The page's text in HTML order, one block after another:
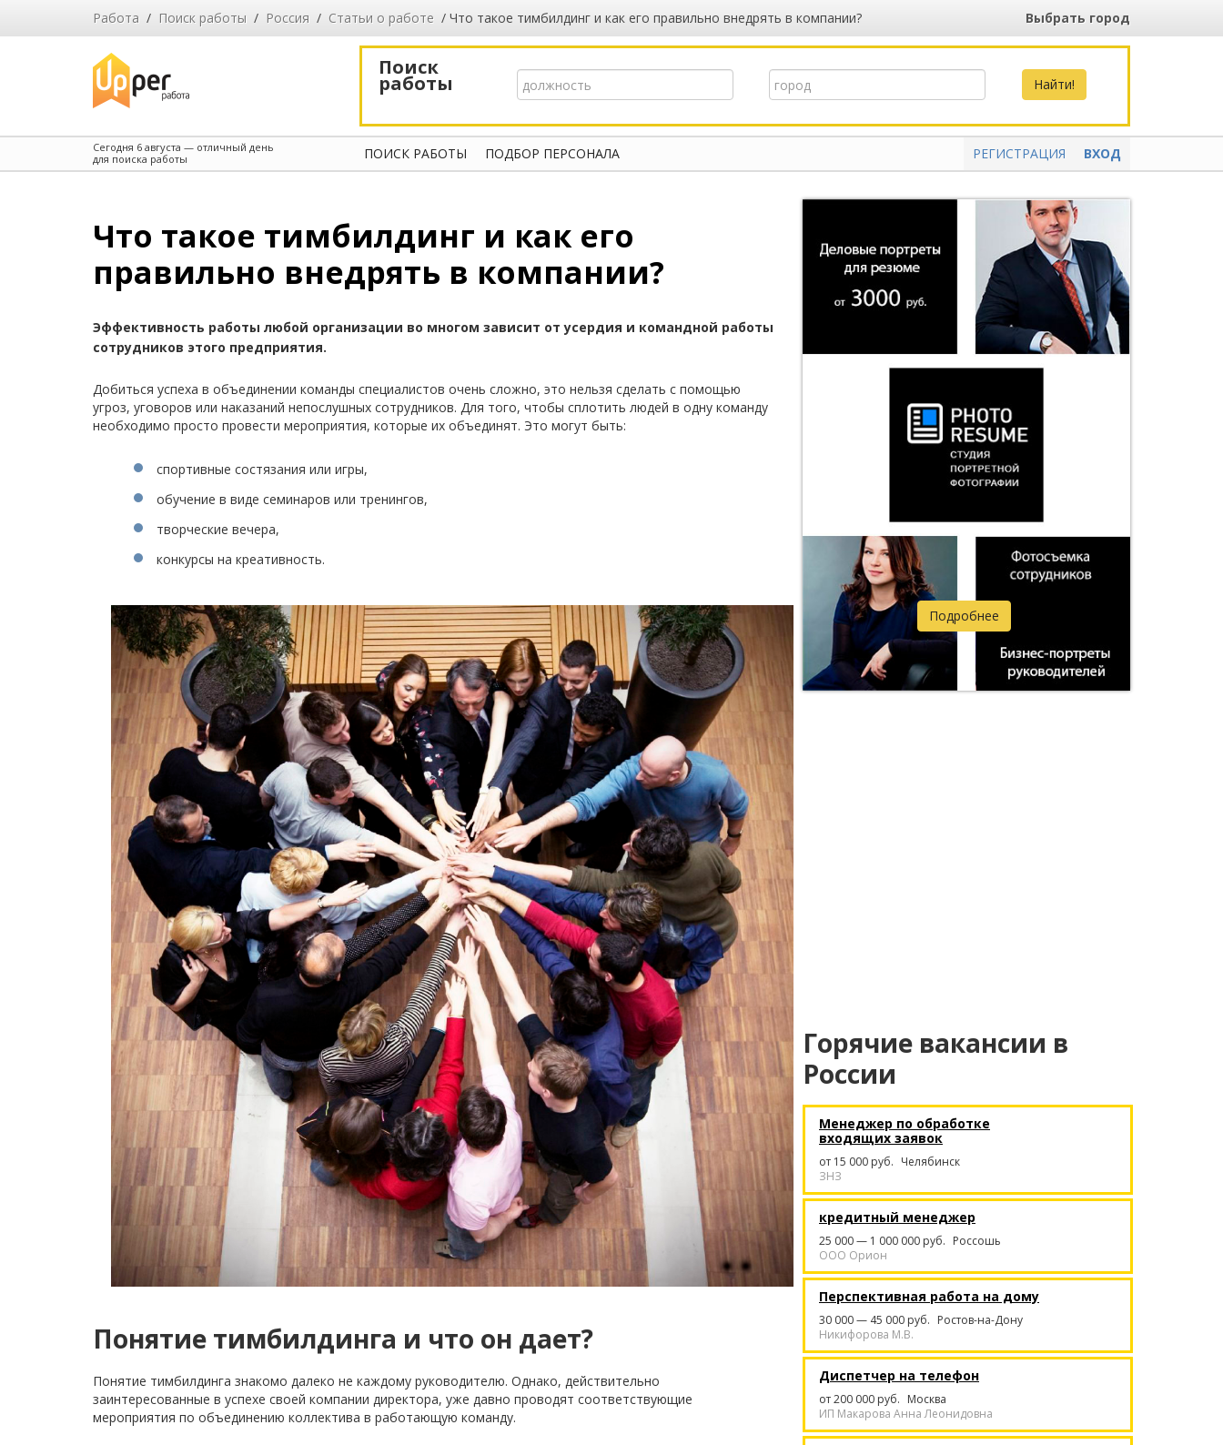
Выбрать город
Работа / Поиск работы / Россия / Cтатьи о работе / Что такое тимбилдинг и как его правильно внедрять в компании?
Поиск
работы
Сегодня 6 августа — отличный день
для поиска работы
ПОИСК РАБОТЫ ПОДБОР ПЕРСОНАЛА ВХОД
РЕГИСТРАЦИЯ
Что такое тимбилдинг и как его
правильно внедрять в компании?
Эффективность работы любой организации во многом зависит от усердия и командной работы
сотрудников этого предприятия.
Добиться успеха в объединении команды специалистов очень сложно, это нельзя сделать с помощью
угроз, уговоров или наказаний непослушных сотрудников. Для того, чтобы сплотить людей в одну команду
необходимо просто провести мероприятия, которые их объединят. Это могут быть:
спортивные состязания или игры,
обучение в виде семинаров или тренингов,
творческие вечера,
конкурсы на креативность.
Понятие тимбилдинга и что он дает?
Понятие тимбилдинга знакомо далеко не каждому руководителю. Однако, действительно
заинтересованные в успехе своей компании директора, уже давно проводят соответствующие
мероприятия по объединению коллектива в работающую команду.
Подробнее
Горячие вакансии в
России
Менеджер по обработке
входящих заявок
от 15 000 руб. Челябинск
ЗНЗ
кредитный менеджер
25 000 — 1 000 000 руб. Россошь
ООО Орион
Перспективная работа на дому
30 000 — 45 000 руб. Ростов-на-Дону
Никифорова М.В.
Диспетчер на телефон
от 200 000 руб. Москва
ИП Макарова Анна Леонидовна